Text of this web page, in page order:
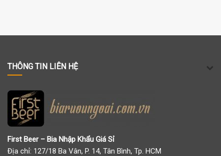
THÔNG TIN LIÊN HỆ
First Beer – Bia Nhập Khẩu Giá Sỉ
Địa chỉ: 127/18 Ba Vân, P. 14, Tân Bình, Tp. HCM